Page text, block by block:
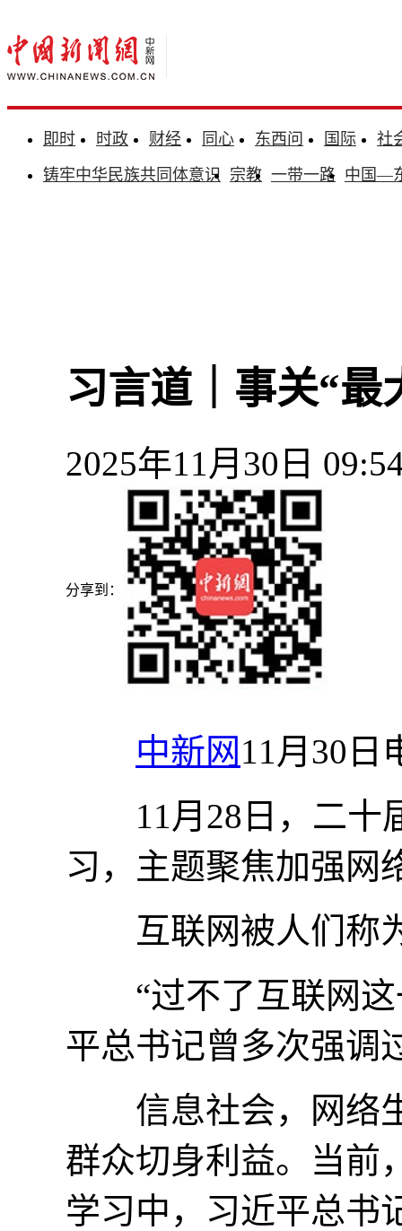
即时 时政 财经 同心 东西问 国际
社
铸牢中华民族共同体意识 宗教 一带一路 中国—
习言道｜事关“最
2025年11月30日
分享到：
中新网 11月30日
11月28日，二十
习，主题聚焦加强网
互联网被人们称为
“过不了互联网这
平总书记曾多次强调
信息社会，网络生
群众切身利益。当前
学习中，习近平总